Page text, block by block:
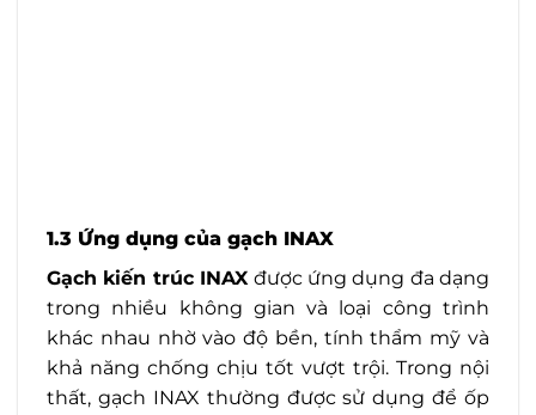
1.3 Ứng dụng của gạch INAX
Gạch kiến trúc INAXđược ứng dụng đa dạng
trong nhiều không gian và loại công trình
khác nhau nhờ vào độ bền, tính thẩm mỹ và
khả năng chống chịu tốt vượt trội. Trong nội
thất, gạch INAX thường được sử dụng để ốp